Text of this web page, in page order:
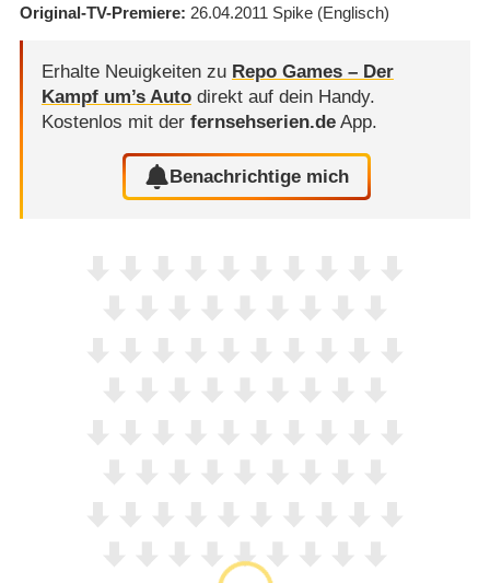
Original-TV-Premiere 26.04.2011 Spike (Englisch)
Erhalte Neuigkeiten zu Repo Games – Der
Kampf um’s Autodirekt auf dein Handy.
Kostenlos mit der fernsehserien.deApp.
Benachrichtige mich